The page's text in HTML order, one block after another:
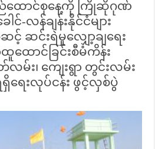
ည်ထောင်စုနေ့ကို ကြိုဆိုဂုဏ်
ါင်-လန်ချန်းနိုင်ငံများ
င့် ဆင်းရဲမှုလျှော့ချရေး
ထူထောင်ခြင်းစီမံကိန်း
မ်း၊ ကျေးရွာ တွင်းလမ်း
ရေးလုပ်ငန်း ဖွင့်လှစ်ပွဲ